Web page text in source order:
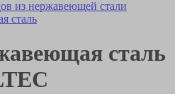
из нержавеющей стали
сталь
сталь